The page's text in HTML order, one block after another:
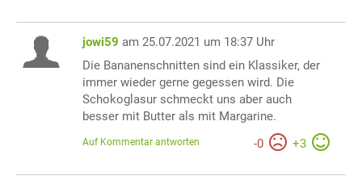
jowi59 am 25.07.2021 um 18:37 Uhr
Die Bananenschnitten sind ein Klassiker, der
immer wieder gerne gegessen wird. Die
Schokoglasur schmeckt uns aber auch
besser mit Butter als mit Margarine.
-0 +3
Auf Kommentar antworten